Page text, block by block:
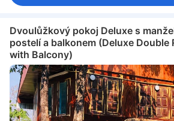
Dvoulůžkový pokoj Deluxe s
postelí a balkonem (Deluxe Double
with Balcony)